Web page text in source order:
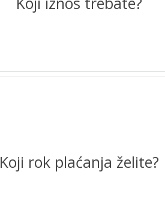
Koji rok plaćanja želite?